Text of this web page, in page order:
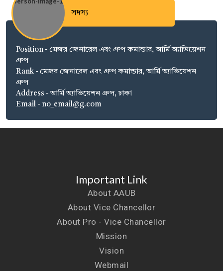
সদস্য
Position - মেজর জেনারেল এবং গ্রুপ কমান্ডার, আর্মি অ্যাভিয়েশন
গ্রুপ
Rank - মেজর জেনারেল এবং গ্রুপ কমান্ডার, আর্মি অ্যাভিয়েশন
গ্রুপ
Address - আর্মি অ্যাভিয়েশন গ্রুপ, ঢাকা
Email - no_email@g.com
Important Link
About AAUB
About Vice Chancellor
About Pro - Vice Chancellor
Mission
Vision
Webmail